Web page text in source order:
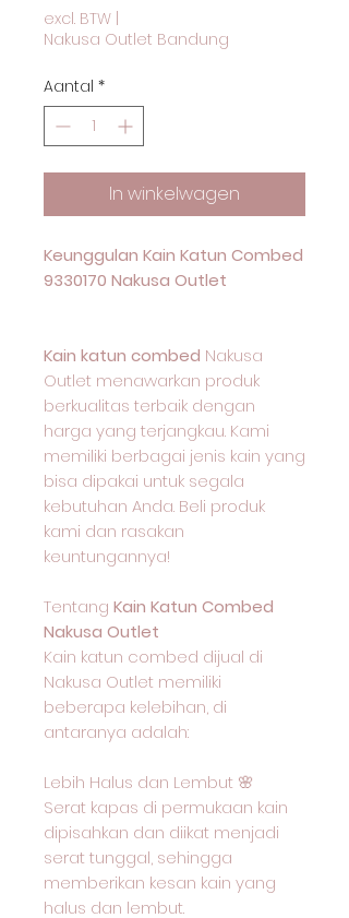
excl. BTW
Nakusa Outlet Bandung
Aantal *
In winkelwagen
Keunggulan Kain Katun Combed
9330170 Nakusa Outlet
Kain katun combed Nakusa
Outlet menawarkan produk
berkualitas terbaik dengan
harga yang terjangkau. Kami
memiliki berbagai jenis kain yang
bisa dipakai untuk segala
kebutuhan Anda. Beli produk
kami dan rasakan
keuntungannya!
Tentang Kain Katun Combed
Nakusa Outlet
Kain katun combed dijual di
Nakusa Outlet memiliki
beberapa kelebihan, di
antaranya adalah:
Lebih Halus dan Lembut 🌸
Serat kapas di permukaan kain
dipisahkan dan diikat menjadi
serat tunggal, sehingga
memberikan kesan kain yang
halus dan lembut.